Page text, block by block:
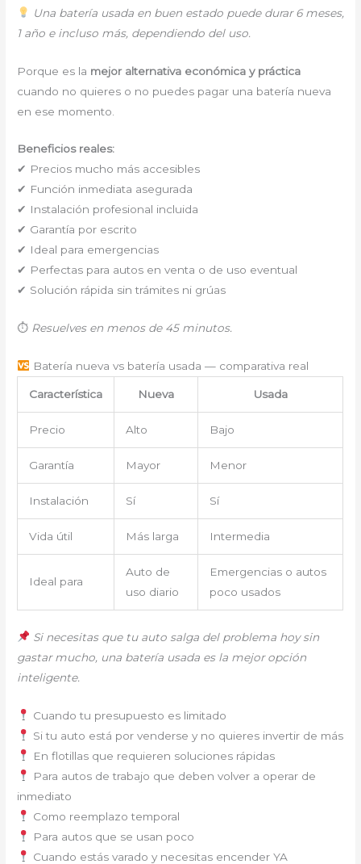
Una batería usada en buen estado puede durar 6 meses,
1 año e incluso más, dependiendo del uso.
Porque es la mejor alternativa económica y práctica
cuando no quieres o no puedes pagar una batería nueva
en ese momento.
Beneficios reales:
✔ Precios mucho más accesibles
✔ Función inmediata asegurada
✔ Instalación profesional incluida
✔ Garantía por escrito
✔ Ideal para emergencias
✔ Perfectas para autos en venta o de uso eventual
✔ Solución rápida sin trámites ni grúas
⏱ Resuelves en menos de 45 minutos.
Batería nueva vs batería usada — comparativa real
Característica Nueva Usada
Precio Alto Bajo
Garantía Mayor Menor
Instalación Sí Sí
Vida útil Más larga Intermedia
Ideal para
Auto de
uso diario
Emergencias o autos
poco usados
Si necesitas que tu auto salga del problema hoy sin
gastar mucho, una batería usada es la mejor opción
inteligente.
Cuando tu presupuesto es limitado
Si tu auto está por venderse y no quieres invertir de más
En flotillas que requieren soluciones rápidas
Para autos de trabajo que deben volver a operar de
inmediato
Como reemplazo temporal
Para autos que se usan poco
Cuando estás varado y necesitas encender YA